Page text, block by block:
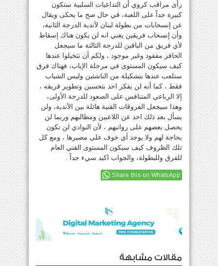
رأى مراقب كروي أن التداعيات السلبية ستكون
كبيرة جداً على اللعبة، في حال صح ما يحكى ويقال
عن إنسحابات من بطولة لبنان لأندية الدرجة الثانية،
وأن إنسحاب فريقين يعني انه لن يكون هناك إسقاط
لأي فريق من الباقين للدرجة الثالثة ما سيجعل
الحافز مفقود وغير موجود ، ولكم أن تتخيلوا عندها
كيف سيكون المستوى في مرحلة الإياب، فهناك فرق
ستلعب عندها بتشكيلة من الناشئين وليس الشباب
فقط ، كما أنه لن يفكر احد بتحسين وتطوير فريقه ،
إلا الرباعي المتنافس على الصعود للدرجة الأولى،
وهذا سيجعل الفروقات الفنية هائلة بين الأندية، ولن
يسأل بعد ذلك احد عن اللاعبين ومطالبهم وربما لن
يحصل بعضهم على رواتبهم ، لأن النوادي لن تكون
بحاجة لهم ولا يوجد أي خوف على مصيرها ، ومع كل
تلك الظروف كيف سيكون المستوى الفني العام
للفرق وللبطولة، والجواب اكيد سيء جداً .
Share this on WhatsApp
مقالات مشابهة